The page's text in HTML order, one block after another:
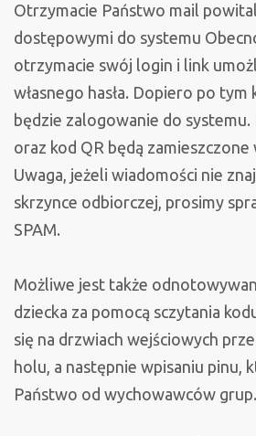
Otrzymacie Państwo mail
dostępowymi do systemu
otrzymacie swój login i link
własnego hasła. Dopiero po
będzie zalogowanie do systemu.
oraz kod QR będą zamieszczone
Uwaga, jeżeli wiadomości nie
skrzynce odbiorczej, prosimy
SPAM.
Możliwe jest także
dziecka za pomocą sczytania
się na drzwiach wejściowych
holu, a następnie wpisaniu pinu,
Państwo od wychowawców grup.